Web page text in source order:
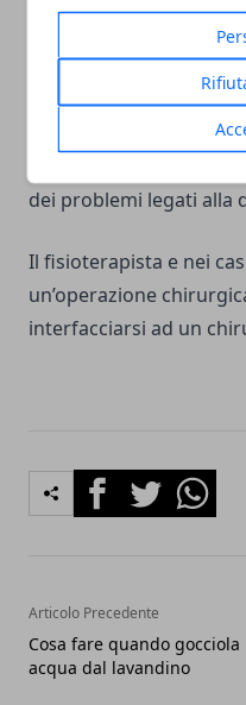
Gli specialisti che si
tempo mandibolari
definizione che si
dei problemi legati alla
Il fisioterapista e nei
un’operazione
interfacciarsi ad un
FacebookTwitterWhatsapp
Articolo Precedente
Cosa fare quando gocciola
acqua dal lavandino